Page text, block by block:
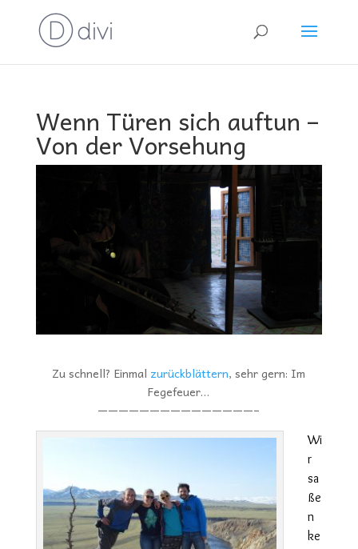
Wenn Türen sich auftun –
Von der Vorsehung
Zu schnell? Einmal zurückblättern, sehr gern: Im
Fegefeuer…
———————————————–
Wi
r
sa
ße
n
ke